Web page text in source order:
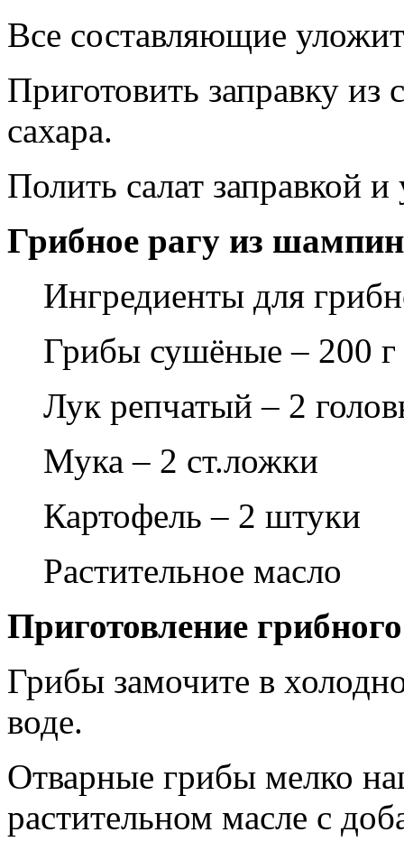
Все составляющие
Приготовить заправку
сахара.
Полить салат заправкой
Грибное рагу из
Ингредиенты для
Грибы сушёные – 200 г
Лук репчатый – 2
Мука – 2 ст.ложки
Картофель – 2 штуки
Растительное масло
Приготовление
Грибы замочите в
воде.
Отварные грибы мелко
растительном масле с